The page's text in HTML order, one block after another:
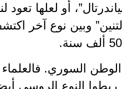
أو لعلها تعود
وبين نوع آخر
السوري. فالعلماء
ربطوا النوع الروسي